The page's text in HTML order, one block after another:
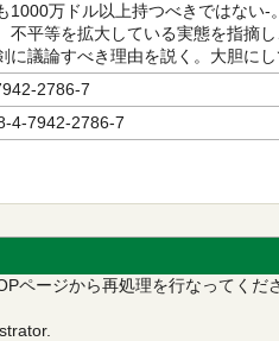
1000万ドル以上持つべきではない
不平等を拡大している実態を指摘
に議論すべき理由を説く。大胆に
2786-7
4-7942-2786-7
ページから再処理を行なってくだ